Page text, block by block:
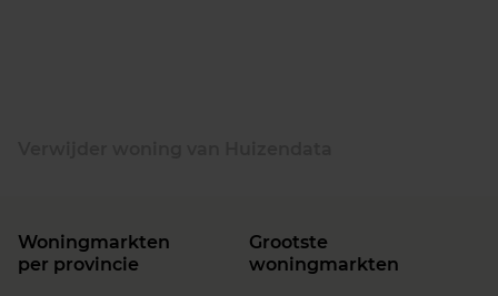
Woningmarkten
per provincie
Grootste
woningmarkten